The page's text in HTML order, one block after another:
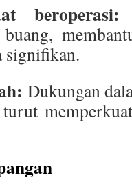
beroperasi:
signifikan.
Dukungan